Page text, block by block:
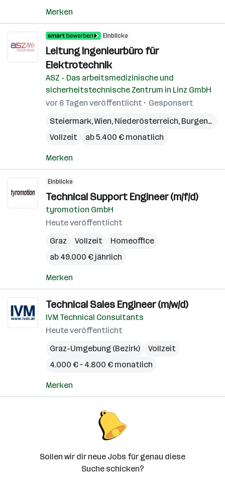
Merken
Einblicke
Leitung Ingenieurbüro für
Elektrotechnik
ASZ - Das arbeitsmedizinische und
sicherheitstechnische Zentrum in Linz GmbH
vor 6 Tagen veröffentlicht
Gesponsert
Steiermark,Wien, Niederösterreich, Burgenland
Vollzeit
ab 5.400 € monatlich
Merken
Einblicke
Technical Support Engineer (m/f/d)
tyromotion GmbH
Heute veröffentlicht
Graz
Vollzeit
Homeoffice
ab 49.000 € jährlich
Merken
Technical Sales Engineer (m/w/d)
IVM Technical Consultants
Heute veröffentlicht
Graz-Umgebung (Bezirk)
Vollzeit
4.000 € – 4.800 € monatlich
Merken
Sollen wir dir neue Jobs für genau diese
Suche schicken?